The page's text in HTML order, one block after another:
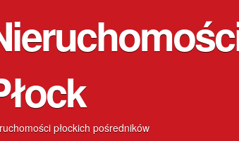
płockich pośredników